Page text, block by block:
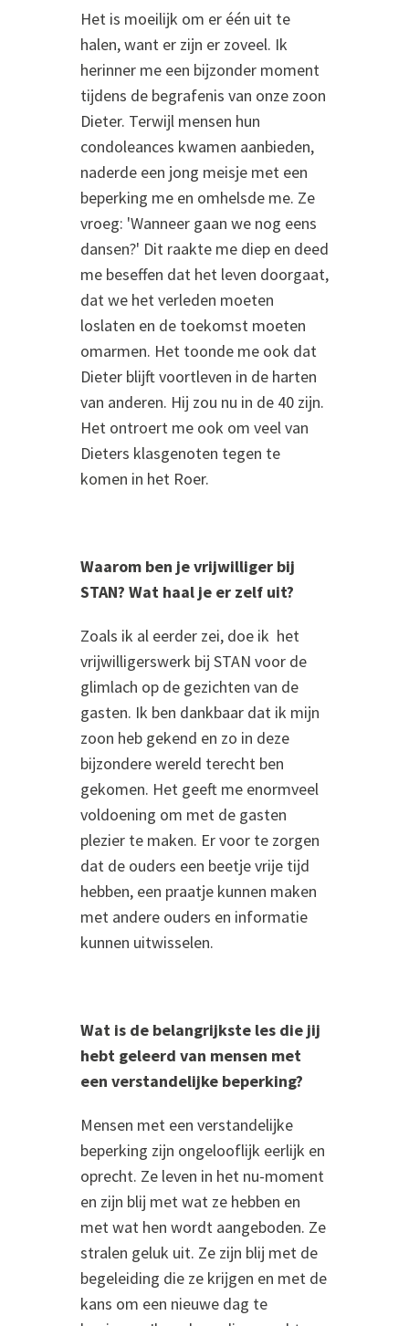
Het is moeilijk om er één uit te
halen, want er zijn er zoveel. Ik
herinner me een bijzonder moment
tijdens de begrafenis van onze zoon
Dieter. Terwijl mensen hun
condoleances kwamen aanbieden,
naderde een jong meisje met een
beperking me en omhelsde me. Ze
vroeg: 'Wanneer gaan we nog eens
dansen?' Dit raakte me diep en deed
me beseffen dat het leven doorgaat,
dat we het verleden moeten
loslaten en de toekomst moeten
omarmen. Het toonde me ook dat
Dieter blijft voortleven in de harten
van anderen. Hij zou nu in de 40 zijn.
Het ontroert me ook om veel van
Dieters klasgenoten tegen te
komen in het Roer.
Waarom ben je vrijwilliger bij
STAN? Wat haal je er zelf uit?
Zoals ik al eerder zei, doe ik het
vrijwilligerswerk bij STAN voor de
glimlach op de gezichten van de
gasten. Ik ben dankbaar dat ik mijn
zoon heb gekend en zo in deze
bijzondere wereld terecht ben
gekomen. Het geeft me enormveel
voldoening om met de gasten
plezier te maken. Er voor te zorgen
dat de ouders een beetje vrije tijd
hebben, een praatje kunnen maken
met andere ouders en informatie
kunnen uitwisselen.
Wat is de belangrijkste les die jij
hebt geleerd van mensen met
een verstandelijke beperking?
Mensen met een verstandelijke
beperking zijn ongelooflijk eerlijk en
oprecht. Ze leven in het nu-moment
en zijn blij met wat ze hebben en
met wat hen wordt aangeboden. Ze
stralen geluk uit. Ze zijn blij met de
begeleiding die ze krijgen en met de
kans om een nieuwe dag te